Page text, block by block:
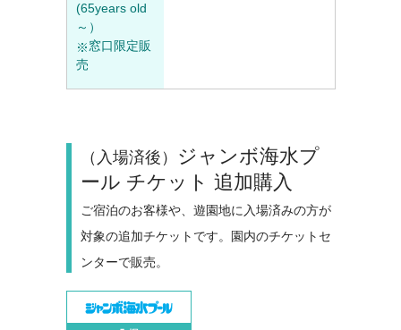
(65years old
～）
窓口限定販
売
（入場済後） ジャンボ海水プ
ール チケット 追加購入
ご宿泊のお客様や、遊園地に入場済みの方が
対象の追加チケットです。園内のチケットセ
ンターで販売。